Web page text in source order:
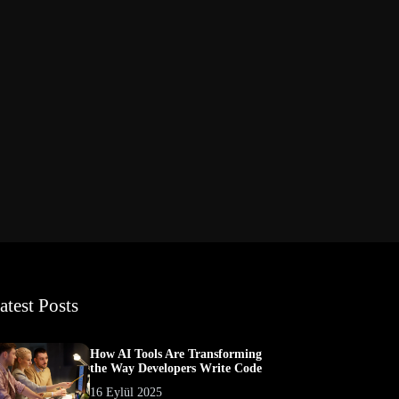
Posts
How AI Tools Are Transforming
the Way Developers Write Code
16 Eylül 2025